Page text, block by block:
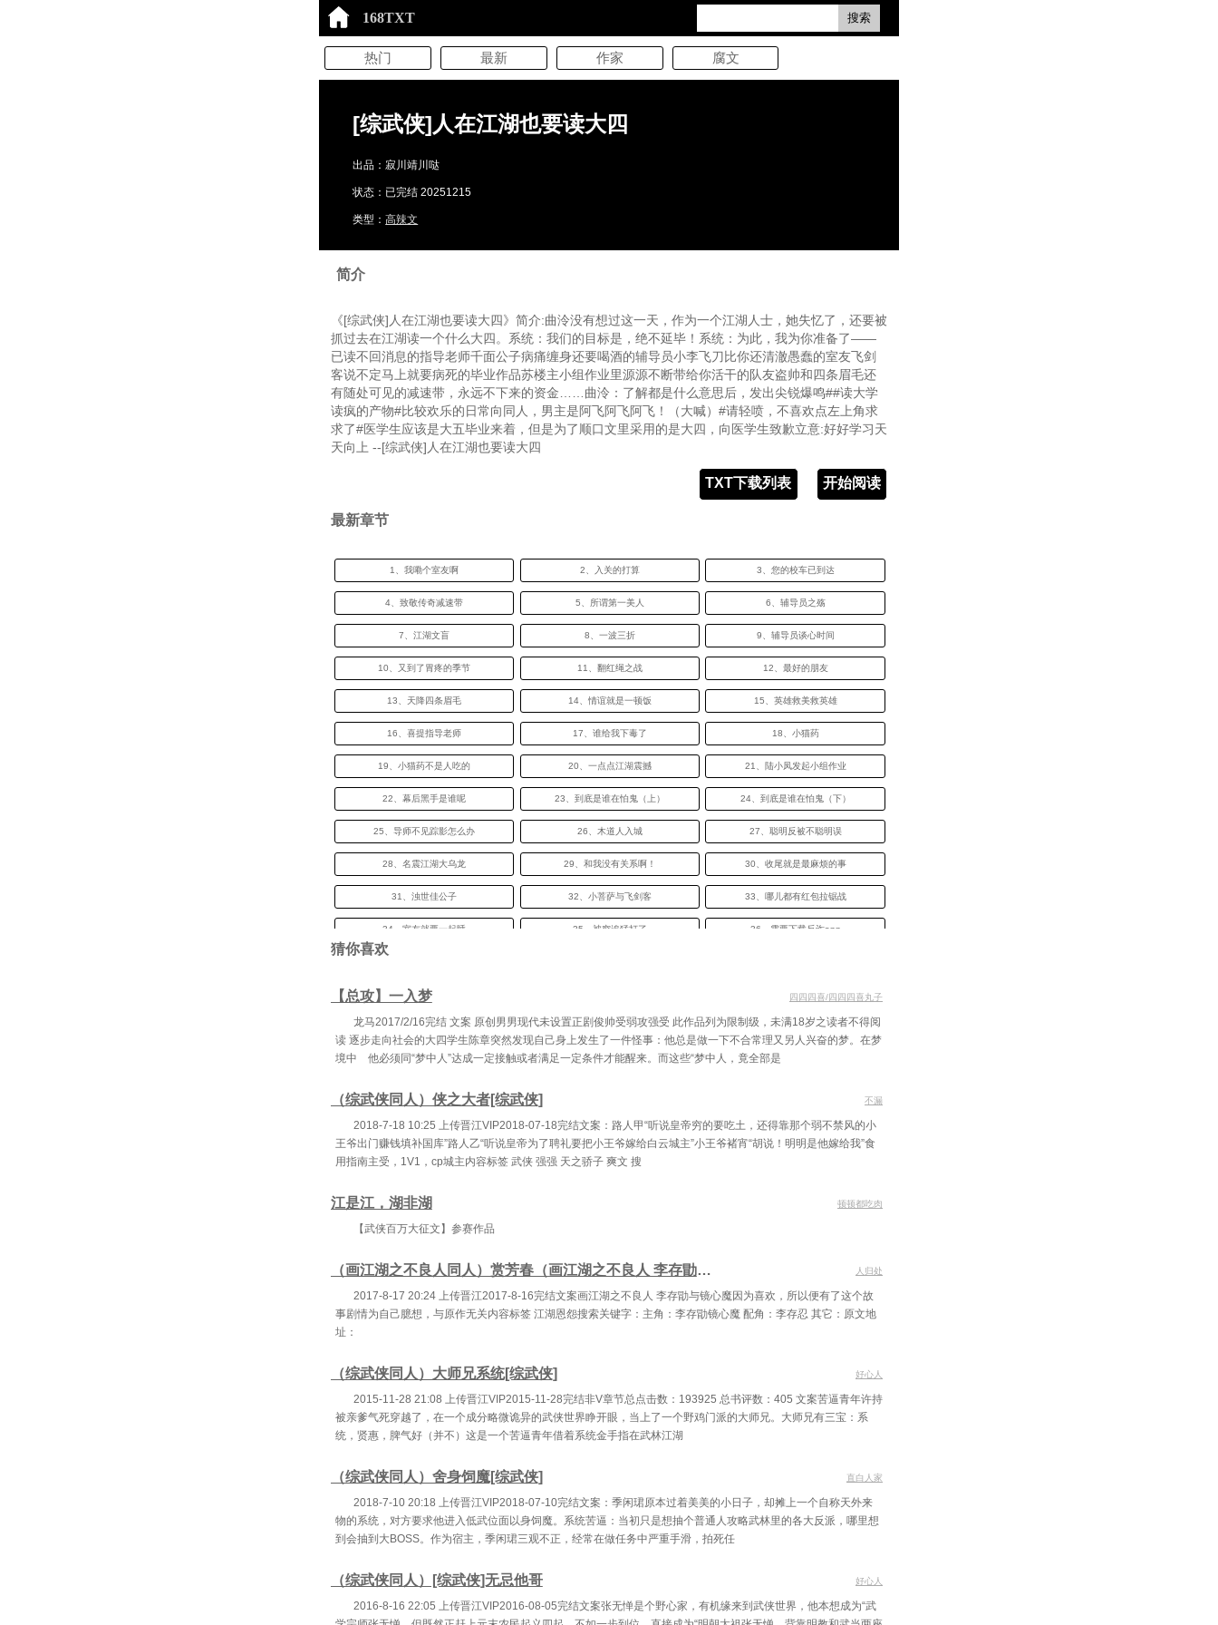
168TXT 搜索
热门 最新 作家 腐文
[综武侠]人在江湖也要读大四
出品：寂川靖川哒
状态：已完结 20251215
类型：高辣文
简介
《[综武侠]人在江湖也要读大四》简介:曲泠没有想过这一天，作为一个江湖人士，她失忆了，还要被
抓过去在江湖读一个什么大四。系统：我们的目标是，绝不延毕！系统：为此，我为你准备了——
已读不回消息的指导老师千面公子病痛缠身还要喝酒的辅导员小李飞刀比你还清澈愚蠢的室友飞剑
客说不定马上就要病死的毕业作品苏楼主小组作业里源源不断带给你活干的队友盗帅和四条眉毛还
有随处可见的减速带，永远不下来的资金……曲泠：了解都是什么意思后，发出尖锐爆鸣##读大学
读疯的产物#比较欢乐的日常向同人，男主是阿飞阿飞阿飞！（大喊）#请轻喷，不喜欢点左上角求
求了#医学生应该是大五毕业来着，但是为了顺口文里采用的是大四，向医学生致歉立意:好好学习天
天向上 --[综武侠]人在江湖也要读大四
开始阅读
TXT下载列表
最新章节
1、我嘞个室友啊 2、入关的打算 3、您的校车已到达
4、致敬传奇减速带 5、所谓第一美人 6、辅导员之殇
7、江湖文盲 8、一波三折 9、辅导员谈心时间
10、又到了胃疼的季节 11、翻红绳之战 12、最好的朋友
13、天降四条眉毛 14、情谊就是一顿饭 15、英雄救美救英雄
16、喜提指导老师 17、谁给我下毒了 18、小猫药
19、小猫药不是人吃的 20、一点点江湖震撼 21、陆小凤发起小组作业
22、幕后黑手是谁呢 23、到底是谁在怕鬼（上） 24、到底是谁在怕鬼（下）
25、导师不见踪影怎么办 26、木道人入城 27、聪明反被不聪明误
28、名震江湖大乌龙 29、和我没有关系啊！ 30、收尾就是最麻烦的事
31、浊世佳公子 32、小菩萨与飞剑客 33、哪儿都有红包拉锯战
34、室友就要一起睡 35、被穷追猛打了 36、需要下载反诈app
40、母慈子孝 42、女大不能说不行
43、反派vs反派 44、三花聚顶 45、我知道了，我们去报官吧
46、泠泠报官记 47、家庭伦理大戏（上） 48、家庭伦理大戏（下）
49、盛青天闪亮登场
52、全新的业务需求 53、盗中更有强强手 54、早八教科书之殇
55、双重阴谋双倍体验 56、比陆小凤运气更差的
61、疑似有点太背了
70、你真的只是人类吗 71、我好像毕不了业了 72、禁止拖欠尾款
79、最宁愿是见鬼的一集 80、初稿不见了！ 81、螳螂捕蝉黄雀在后
85、神经病有自己的游乐园 87、我有一个捕鼠计划（上）
88、我有一个捕鼠计划（下） 89、到了被家长教训的时候了 90、你导在审稿
94、在泠泠不知道的地方
97、闪亮泠泠，堂堂登陆 98、是我陆小凤哒！ 99、被讨厌了的阿飞
猜你喜欢
【总攻】一入梦 四四四喜/四四四喜丸子
龙马2017/2/16完结 文案 原创男男现代未设置正剧俊帅受弱攻强受 此作品列为限制级，未满18岁之读者不得阅
读 逐步走向社会的大四学生陈章突然发现自己身上发生了一件怪事：他总是做一下不合常理又另人兴奋的梦。在梦
境中 他必须同“梦中人”达成一定接触或者满足一定条件才能醒来。而这些“梦中人，竟全部是
（综武侠同人）侠之大者[综武侠] 不漏
2018-7-18 10:25 上传晋江VIP2018-07-18完结文案：路人甲“听说皇帝穷的要吃土，还得靠那个弱不禁风的小
王爷出门赚钱填补国库”路人乙“听说皇帝为了聘礼要把小王爷嫁给白云城主”小王爷褚宵“胡说！明明是他嫁给我”食
用指南主受，1V1，cp城主内容标签 武侠 强强 天之骄子 爽文 搜
江是江，湖非湖 顿顿都吃肉
【武侠百万大征文】参赛作品
（画江湖之不良人同人）赏芳春（画江湖之不良人 李存勖同人） 人归处
2017-8-17 20:24 上传晋江2017-8-16完结文案画江湖之不良人 李存勖与镜心魔因为喜欢，所以便有了这个故
事剧情为自己臆想，与原作无关内容标签 江湖恩怨搜索关键字：主角：李存勖镜心魔 配角：李存忍 其它：原文地
址：
（综武侠同人）大师兄系统[综武侠] 好心人
2015-11-28 21:08 上传晋江VIP2015-11-28完结非V章节总点击数：193925 总书评数：405 文案苦逼青年许持
被亲爹气死穿越了，在一个成分略微诡异的武侠世界睁开眼，当上了一个野鸡门派的大师兄。大师兄有三宝：系
统，贤惠，脾气好（并不）这是一个苦逼青年借着系统金手指在武林江湖
（综武侠同人）舍身饲魔[综武侠] 直白人家
2018-7-10 20:18 上传晋江VIP2018-07-10完结文案：季闲珺原本过着美美的小日子，却摊上一个自称天外来
物的系统，对方要求他进入低武位面以身饲魔。系统苦逼：当初只是想抽个普通人攻略武林里的各大反派，哪里想
到会抽到大BOSS。作为宿主，季闲珺三观不正，经常在做任务中严重手滑，拍死任
（综武侠同人）[综武侠]无忌他哥 好心人
2016-8-16 22:05 上传晋江VIP2016-08-05完结文案张无惮是个野心家，有机缘来到武侠世界，他本想成为“武